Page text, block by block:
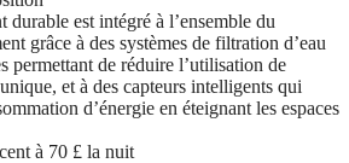
durable est intégré à l’ensemble du
grâce à des systèmes de filtration d’eau
permettant de réduire l’utilisation de
et à des capteurs intelligents qui
d’énergie en éteignant les espaces
à 70 £ la nuit